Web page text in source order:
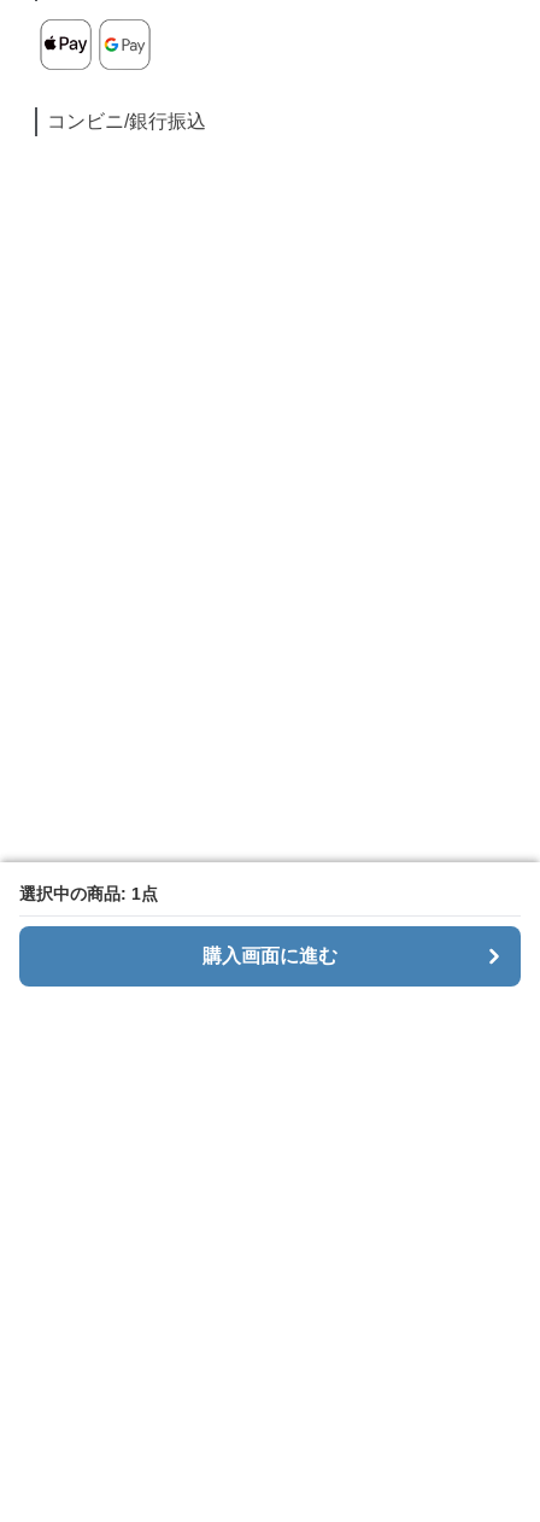
選択中の商品: 1点
購入画面に進む
選択中の商品: 1点
購入画面に進む
コンビニ/銀行振込